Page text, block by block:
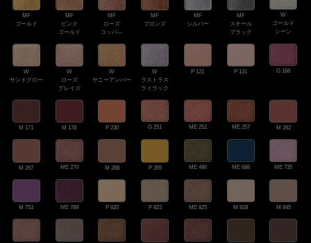
MF
ゴールド
MF
ピンク
ゴールド
MF
ローズ
コッパ―
MF
ブロンズ
MF
シルバー
MF
スチール
ブラック
W
ゴールド
シーン
W
サンドグロー
W
ローズ
グレイズ
W
サニーアンバー
W
ラストラス
ライラック
P 121 P 131 G 168
M 171 M 178 P 230 G 251 ME 252 ME 257 M 262
M 267 ME 270 M 288 P 355 ME 486 ME 688 ME 735
M 753 ME 789 P 820 P 823 ME 825 M 828 M 845